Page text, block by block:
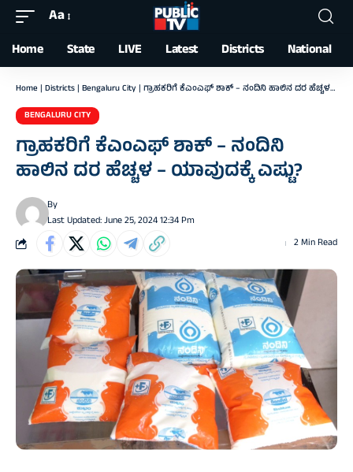
Font
Resizer
Aa
Home State LIVE Latest Districts National
Home | Districts | Bengaluru City | ಗ್ರಾಹಕರಿಗೆ ಕೆಎಂಎಫ್‌ ಶಾಕ್‌ – ನಂದಿನಿ ಹಾಲಿನ ದರ ಹೆಚ್ಚಳ – ಯಾವುದಕ್ಕೆ ಎಷ್ಟು?
BENGALURU CITY
ಗ್ರಾಹಕರಿಗೆ ಕೆಎಂಎಫ್‌ ಶಾಕ್‌ – ನಂದಿನಿ
ಹಾಲಿನ ದರ ಹೆಚ್ಚಳ – ಯಾವುದಕ್ಕೆ ಎಷ್ಟು?
Last Updated: June 25, 2024 12:34 Pm
By
2 Min Read